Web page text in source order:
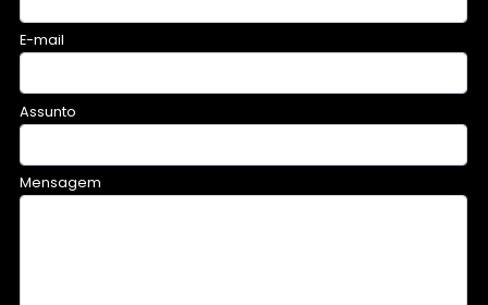
E-mail
Assunto
Mensagem